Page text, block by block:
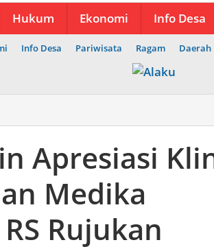
Hukum Ekonomi Info Desa
Info Desa Pariwisata Ragam Daerah
Apresiasi
Medika
Rujukan